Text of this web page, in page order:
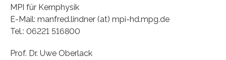
MPI für Kernphysik
E-Mail: manfred.lindner (at) mpi-hd.mpg.de
Tel.: 06221 516800
Prof. Dr. Uwe Oberlack